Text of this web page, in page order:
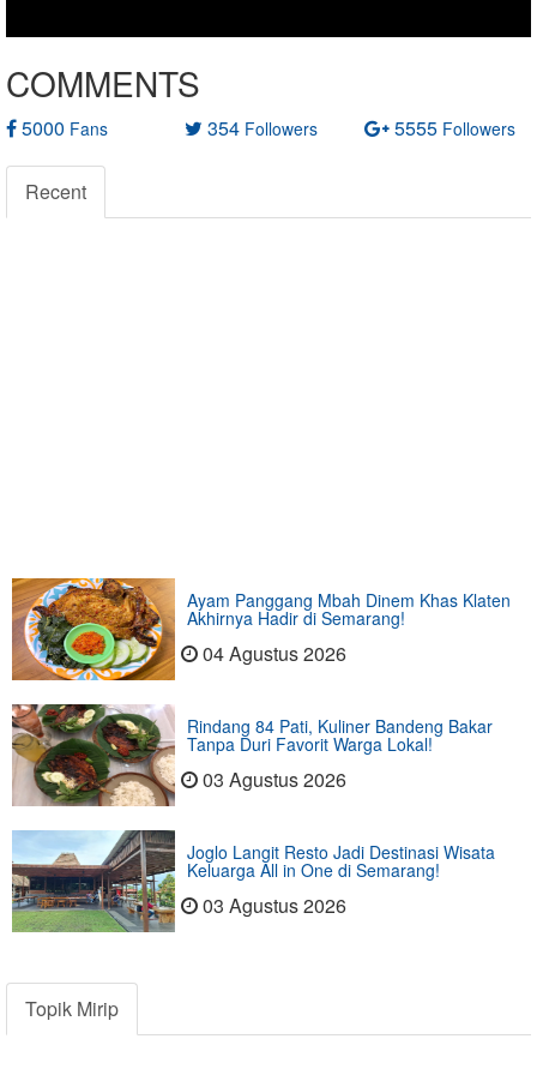
COMMENTS
5000 Fans 354 Followers 5555 Followers
Recent
Ayam Panggang Mbah Dinem Khas Klaten
Akhirnya Hadir di Semarang!
04 Agustus 2026
Rindang 84 Pati, Kuliner Bandeng Bakar
Tanpa Duri Favorit Warga Lokal!
03 Agustus 2026
Joglo Langit Resto Jadi Destinasi Wisata
Keluarga All in One di Semarang!
03 Agustus 2026
Topik Mirip